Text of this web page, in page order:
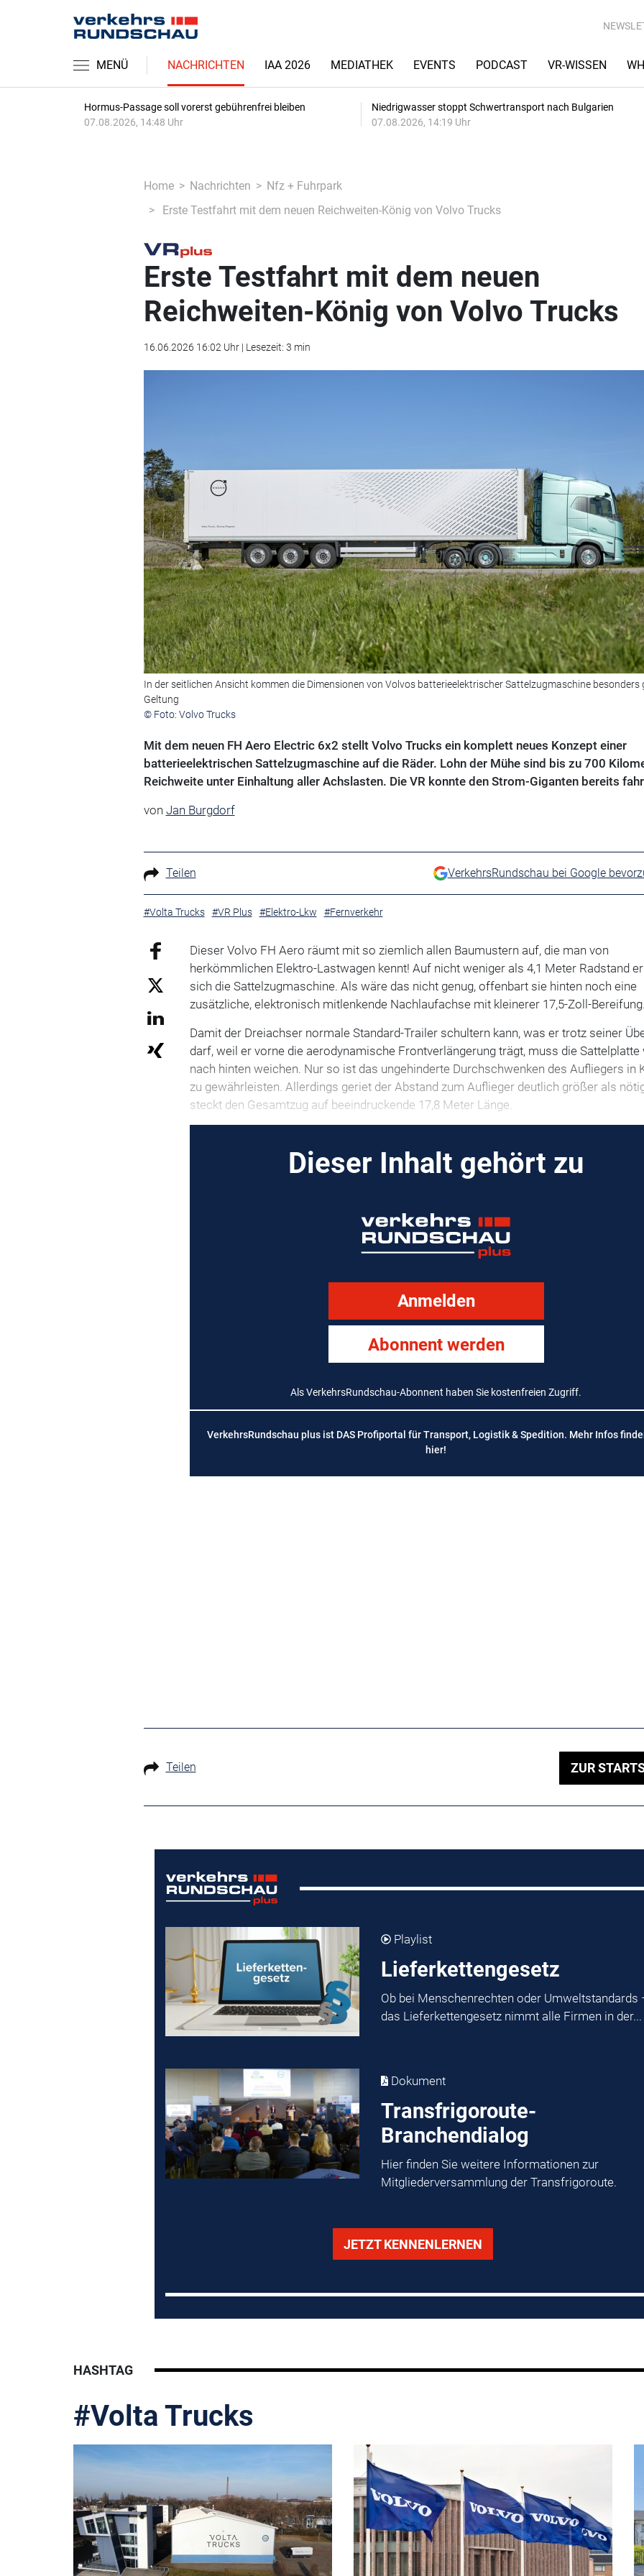
MENÜ NACHRICHTEN IAA 2026 MEDIATHEK EVENTS PODCAST VR-WISSEN
Hormus-Passage soll vorerst gebührenfrei bleiben
07.08.2026, 14:48 Uhr
Niedrigwasser stoppt Schwertransport nach Bulgarien
07.08.2026, 14:19 Uhr
Home Nachrichten
Nfz + Fuhrpark
Erste Testfahrt mit dem neuen Reichweiten-König von Volvo Trucks
Erste Testfahrt mit dem neuen
Reichweiten-König von Volvo Trucks
16.06.2026 16:02 Uhr | Lesezeit: 3 min
In der seitlichen Ansicht kommen die Dimensionen von Volvos batterieelektrischer Sattelzugmaschine besonders
Geltung
© Foto: Volvo Trucks
Mit dem neuen FH Aero Electric 6x2 stellt Volvo Trucks ein komplett neues Konzept einer
batterieelektrischen Sattelzugmaschine auf die Räder. Lohn der Mühe sind bis zu 700
Reichweite unter Einhaltung aller Achslasten. Die VR konnte den Strom-Giganten bereits
von Jan Burgdorf
Teilen VerkehrsRundschau bei Google
#Volta Trucks #VR Plus #Elektro-Lkw #Fernverkehr
Dieser Volvo FH Aero räumt mit so ziemlich allen Baumustern auf, die man von
herkömmlichen Elektro-Lastwagen kennt! Auf nicht weniger als 4,1 Meter Radstand
sich die Sattelzugmaschine. Als wäre das nicht genug, offenbart sie hinten noch eine
zusätzliche, elektronisch mitlenkende Nachlaufachse mit kleinerer 17,5-Zoll-
Damit der Dreiachser normale Standard-Trailer schultern kann, was er trotz seiner
darf, weil er vorne die aerodynamische Frontverlängerung trägt, muss die Sattelplatte
nach hinten weichen. Nur so ist das ungehinderte Durchschwenken des Aufliegers in
zu gewährleisten. Allerdings geriet der Abstand zum Auflieger deutlich größer als
steckt den Gesamtzug auf beeindruckende 17,8 Meter Länge.
Dieser Inhalt gehört zu
Anmelden
Abonnent werden
Als VerkehrsRundschau-Abonnent haben Sie kostenfreien Zugriff.
VerkehrsRundschau plus ist DAS Profiportal für Transport, Logistik & Spedition. Mehr Infos
hier!
Teilen ZUR
Playlist
Lieferkettengesetz
Ob bei Menschenrechten oder Umweltstandards
das Lieferkettengesetz nimmt alle Firmen in der...
Dokument
Transfrigoroute-
Branchendialog
Hier finden Sie weitere Informationen zur
Mitgliederversammlung der Transfrigoroute.
JETZT KENNENLERNEN
HASHTAG
#Volta Trucks